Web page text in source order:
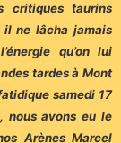
critiques taurins
il ne lâcha jamais
qu’on lui
tardes à Mont
samedi 17
nous avons eu le
Arènes Marcel